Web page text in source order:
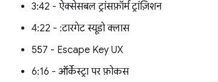
3:42 - ऐक्सेसबल ट्रांसफ़ॉर्म ट्रांज़िशन
4:22 - :टारगेट स्यूडो क्लास
5:57 - Escape Key UX
6:16 - ऑर्केस्ट्रा पर फ़ोकस